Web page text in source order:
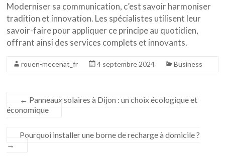
Moderniser sa communication, c’est savoir harmoniser
tradition et innovation. Les spécialistes utilisent leur
savoir-faire pour appliquer ce principe au quotidien,
offrant ainsi des services complets et innovants.
rouen-mecenat_fr 4 septembre 2024 Business
← Panneaux solaires à Dijon : un choix écologique et
économique
Pourquoi installer une borne de recharge à domicile ?
→